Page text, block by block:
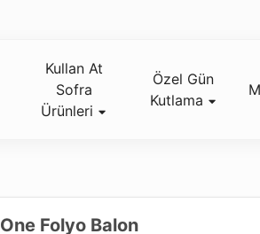
Kullan At
Sofra
Ürünleri
Özel Gün
Kutlama
One Folyo Balon